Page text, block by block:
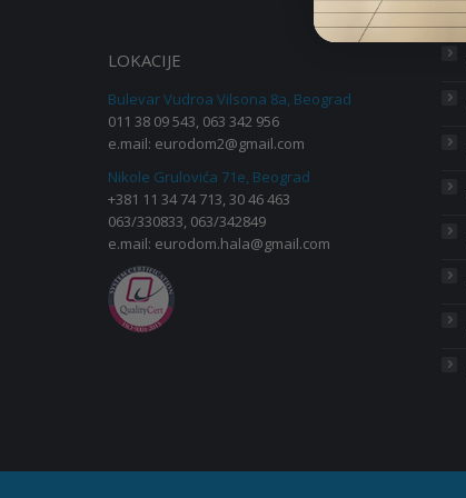
LOKACIJE
Bulevar Vudroa Vilsona 8a, Beograd
011 38 09 543, 063 342 956
e.mail: eurodom2@gmail.com
Nikole Grulovića 71e, Beograd
+381 11 34 74 713, 30 46 463
063/330833, 063/342849
e.mail: eurodom.hala@gmail.com